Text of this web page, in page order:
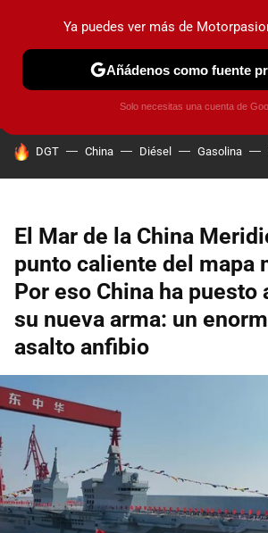
PRUEBAS COCHES ELÉCTRICOS
HOY SE HABLA DE
DGT China Diésel Gasolina
El Mar de la China
punto caliente del mapa
Por eso China ha puesto
su nueva arma: un
asalto anfibio
Ya puedes ver más de
Añádenos como fuente
Solo necesitas una cuenta de